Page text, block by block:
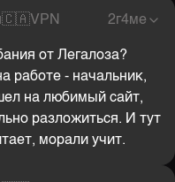
🇨🇦VPN 2г4ме
от Легалоза?
работе - начальник,
на любимый сайт,
разложиться. И тут
морали учит.